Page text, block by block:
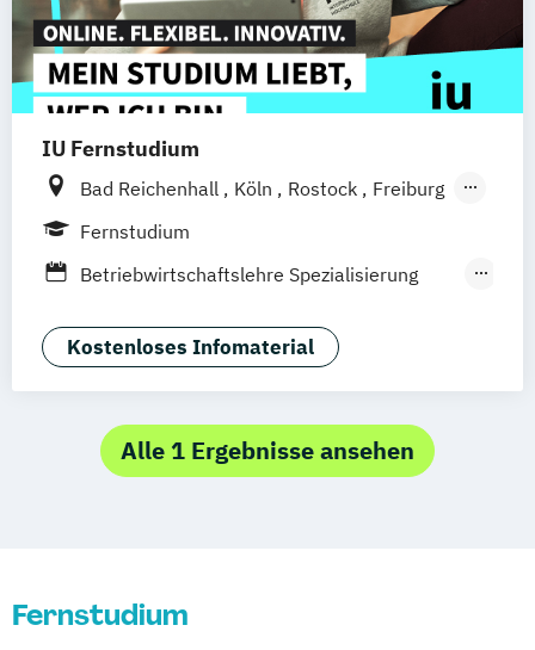
IU Fernstudium
Bad Reichenhall Köln Rostock
Freiburg
Kiel
Frankfurt am Main
Deggendorf Karlsruhe Kassel
Oberhausen Offenbach Saarbrücken
Neu-Ulm Graz Innsbruck Wien
Augsburg Freising Friedrichshafen
Klagenfurt Magdeburg Münster Trier
Würzburg Chemnitz Linz
Fernstudium
Betriebwirtschaftslehre Spezialisierung
Hotelmanagement (DE/EN)
Tourismusmanagement
Kostenloses Infomaterial
Alle 1 Ergebnisse ansehen
Fernstudium